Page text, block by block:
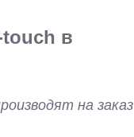
touch в
на заказ